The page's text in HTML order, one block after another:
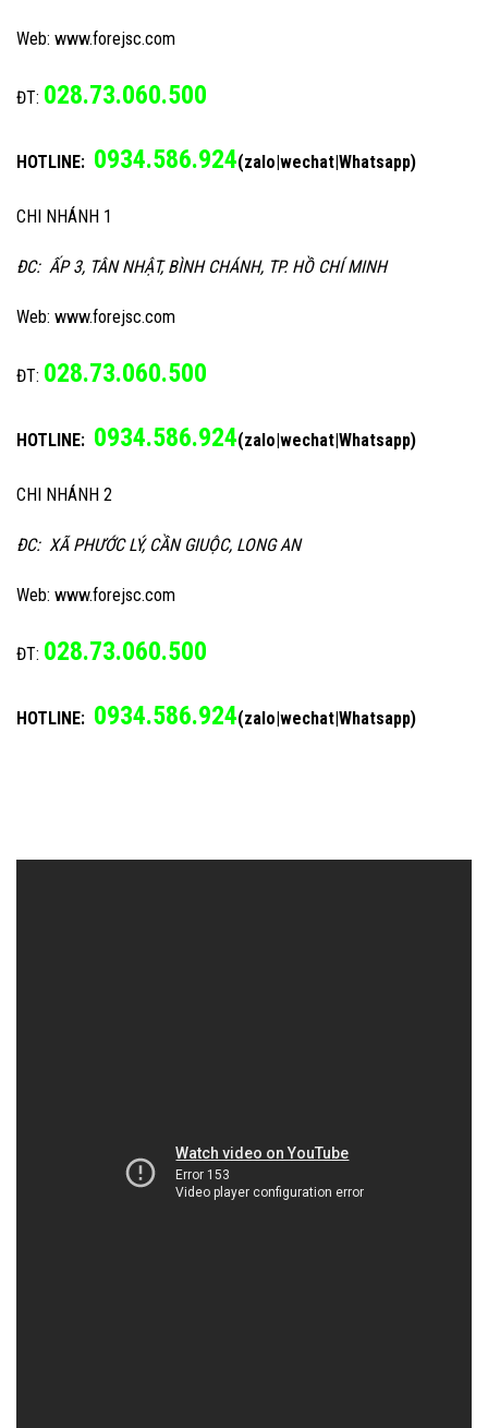
Web: www.forejsc.com
ĐT: 028.73.060.500
HOTLINE: 0934.586.924(zalo|wechat|Whatsapp)
CHI NHÁNH 1
ĐC: ẤP 3, TÂN NHẬT, BÌNH CHÁNH, TP. HỒ CHÍ MINH
Web: www.forejsc.com
ĐT: 028.73.060.500
HOTLINE: 0934.586.924(zalo|wechat|Whatsapp)
CHI NHÁNH 2
ĐC: XÃ PHƯỚC LÝ, CẦN GIUỘC, LONG AN
Web: www.forejsc.com
ĐT: 028.73.060.500
HOTLINE: 0934.586.924(zalo|wechat|Whatsapp)